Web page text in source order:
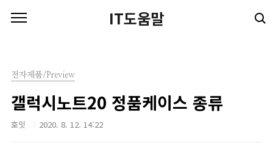
IT도움말
전자제품/Preview
갤럭시노트20 정품케이스 종류
호잇 2020. 8. 12. 14:22